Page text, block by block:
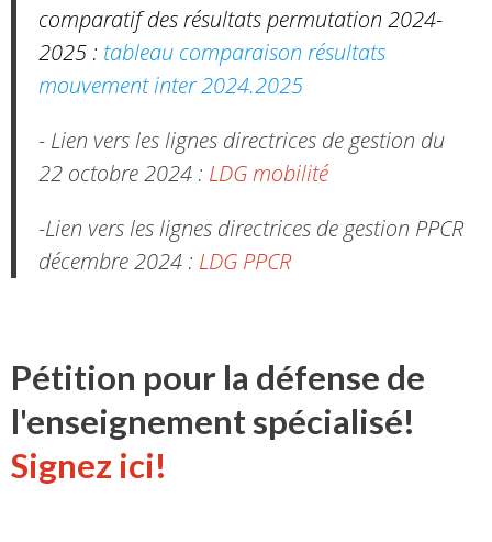
comparatif des résultats permutation 2024-
2025 : tableau comparaison résultats
mouvement inter 2024.2025
- Lien vers les lignes directrices de gestion du
22 octobre 2024 : LDG mobilité
-Lien vers les lignes directrices de gestion PPCR
décembre 2024 : LDG PPCR
Pétition pour la défense de
l'enseignement spécialisé!
Signez ici!